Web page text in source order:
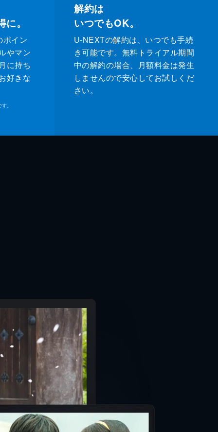
。
ポイン
やマン
に持ち
好きな
。
解約は
いつでもOK。
U-NEXTの解約は、いつでも手続
き可能です。無料トライアル期間
中の解約の場合、月額料金は発生
しませんので安心してお試しくだ
さい。